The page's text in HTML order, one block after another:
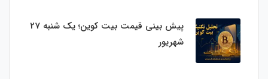
پیش بینی قیمت بیت کوین؛ یک شنبه 27
شهریور